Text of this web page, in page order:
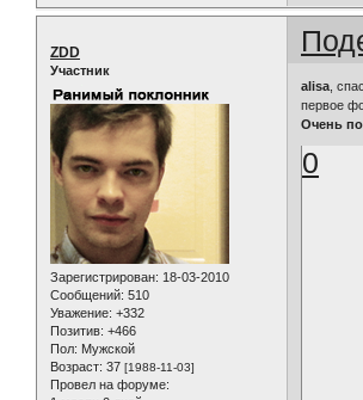
ZDD
Участник
Зарегистрирован: 18-03-2010
Сообщений: 510
Уважение: +332
Позитив: +466
Пол: Мужской
Возраст: 37 [1988-11-03]
Провел на форуме:
alisa ,
первое
Очень
0